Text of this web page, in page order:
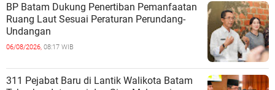
BP Batam Dukung Penertiban Pemanfaatan
Ruang Laut Sesuai Peraturan Perundang-
Undangan
06/08/2026, 08:17 WIB
311 Pejabat Baru di Lantik Walikota Batam